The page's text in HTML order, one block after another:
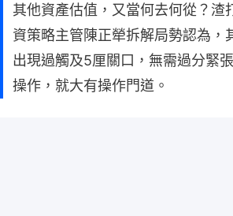
其他資產估值，又當何去何從？渣
資策略主管陳正犖拆解局勢認為，
出現過觸及5厘關口，無需過分緊
操作，就大有操作門道。